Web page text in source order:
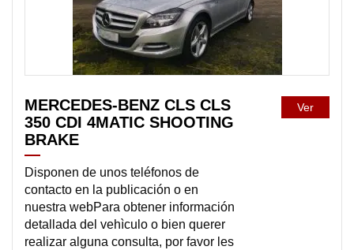
MERCEDES-BENZ CLS CLS
350 CDI 4MATIC SHOOTING
BRAKE
Disponen de unos teléfonos de
contacto en la publicación o en
nuestra webPara obtener información
detallada del vehìculo o bien querer
realizar alguna consulta, por favor les
Ver